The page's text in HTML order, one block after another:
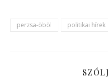
perzsa-öböl politikai hírek